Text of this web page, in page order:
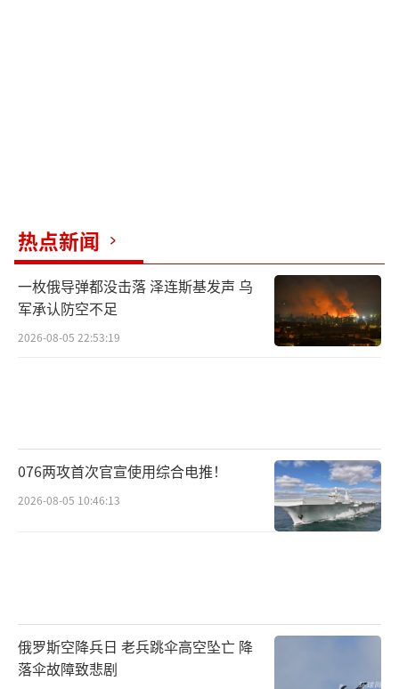
热点新闻
一枚俄导弹都没击落 泽连斯基发声 乌
军承认防空不足
2026-08-05 22:53:19
076两攻首次官宣使用综合电推！
2026-08-05 10:46:13
俄罗斯空降兵日 老兵跳伞高空坠亡 降
落伞故障致悲剧